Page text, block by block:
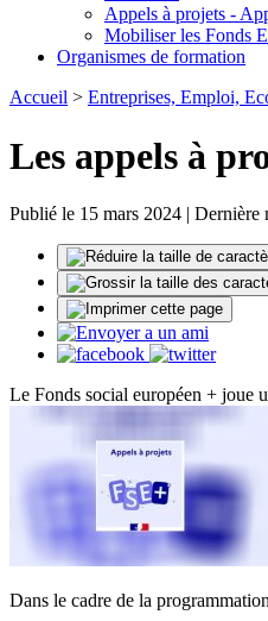
Appels à projets -
Mobiliser les Fonds
Organismes de formation
Accueil > Entreprises, Emploi,
Les appels à
Publié le 15 mars 2024 |
Le Fonds social européen + joue
Dans le cadre de la